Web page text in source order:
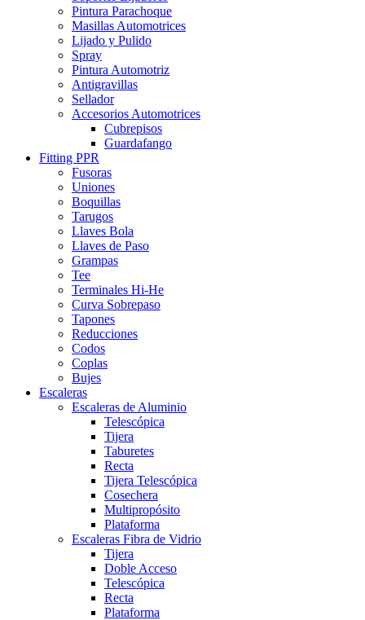
Pintura Parachoque
Masillas Automotrices
Lijado y Pulido
Spray
Pintura Automotriz
Antigravillas
Sellador
Accesorios Automotrices
Cubrepisos
Guardafango
Fitting PPR
Fusoras
Uniones
Boquillas
Tarugos
Llaves Bola
Llaves de Paso
Grampas
Tee
Terminales Hi-He
Curva Sobrepaso
Tapones
Reducciones
Codos
Coplas
Bujes
Escaleras
Escaleras de Aluminio
Telescópica
Tijera
Taburetes
Recta
Tijera Telescópica
Cosechera
Multipropósito
Plataforma
Escaleras Fibra de Vidrio
Tijera
Doble Acceso
Telescópica
Recta
Plataforma